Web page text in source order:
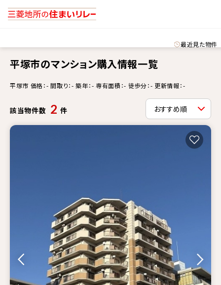
最近見た物件
平塚市のマンション購入情報一覧
平塚市 価格：- 間取り：- 築年：- 専有面積：- 徒歩分：- 更新情報：-
該当物件数 2 件